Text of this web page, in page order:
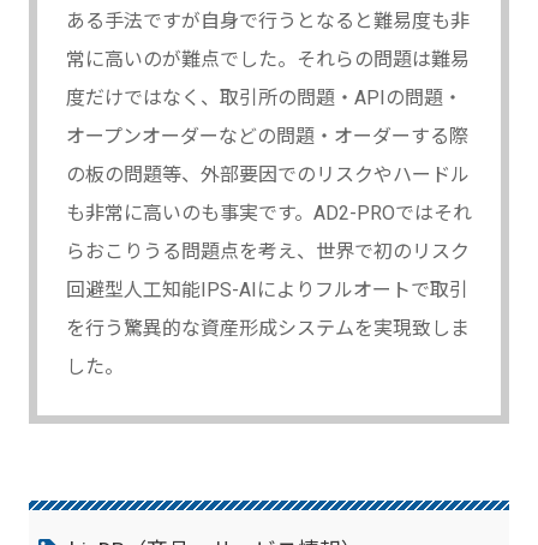
ある手法ですが自身で行うとなると難易度も非
常に高いのが難点でした。それらの問題は難易
度だけではなく、取引所の問題・APIの問題・
オープンオーダーなどの問題・オーダーする際
の板の問題等、外部要因でのリスクやハードル
も非常に高いのも事実です。AD2-PROではそれ
らおこりうる問題点を考え、世界で初のリスク
回避型人工知能IPS-AIによりフルオートで取引
を行う驚異的な資産形成システムを実現致しま
した。